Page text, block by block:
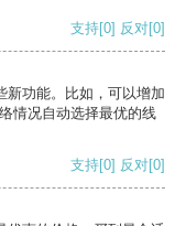
支持[0] 反对[0]
新功能。比如，可以增加
情况自动选择最优的线
支持[0] 反对[0]